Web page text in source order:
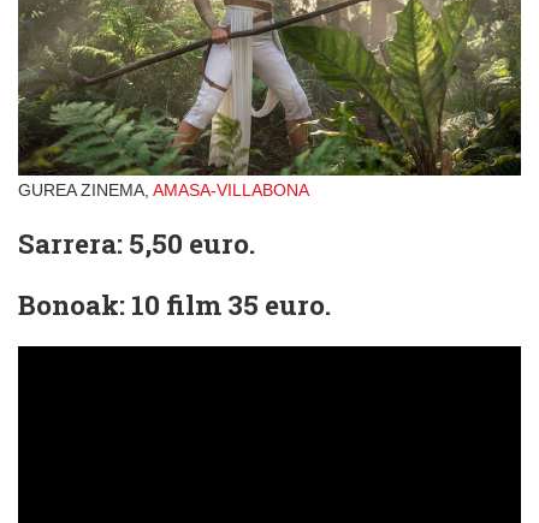
GUREA ZINEMA, AMASA-VILLABONA
Sarrera: 5,50 euro.
Bonoak: 10 film 35 euro.